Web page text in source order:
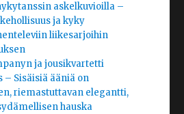
askelkuvioilla –
ja kyky
liikesarjoihin
ja jousikvartetti
– Sisäisiä ääniä on
riemastuttavan elegantti,
hauska